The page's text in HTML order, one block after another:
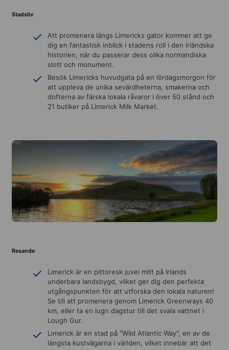
Stadsliv
Att promenera längs Limericks gator kommer att ge
dig en fantastisk inblick i stadens roll i den irländska
historien, när du passerar dess olika normandiska
slott och monument.
Besök Limericks huvudgata på en lördagsmorgon för
att uppleva de unika sevärdheterna, smakerna och
dofterna av färska lokala råvaror i över 50 stånd och
21 butiker på Limerick Milk Market.
Resande
Limerick är en pittoresk juvel mitt på Irlands
underbara landsbygd, vilket ger dig den perfekta
utgångspunkten för att utforska den lokala naturen!
Se till att promenera genom Limerick Greenways 40
km, eller ta en lugn dagstur till det svala vattnet i
Lough Gur.
Limerick är en stad på "Wild Atlantic Way", en av de
längsta kustvägarna i världen, vilket innebär att det